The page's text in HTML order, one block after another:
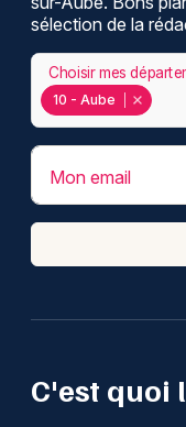
C'est quoi
sélection de la
10 - Aube
Choisir mes
Mon email